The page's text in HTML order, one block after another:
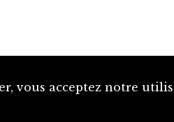
vous acceptez notre